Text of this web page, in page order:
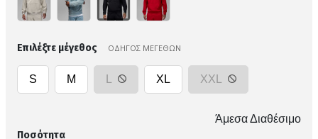
Επιλέξτε μέγεθος ΟΔΗΓΟΣ ΜΕΓΕΘΩΝ
S M XL XXL
Άμεσα Διαθέσιμο
Ποσότητα